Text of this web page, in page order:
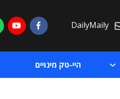
DailyMaily
היי-טק מינויים